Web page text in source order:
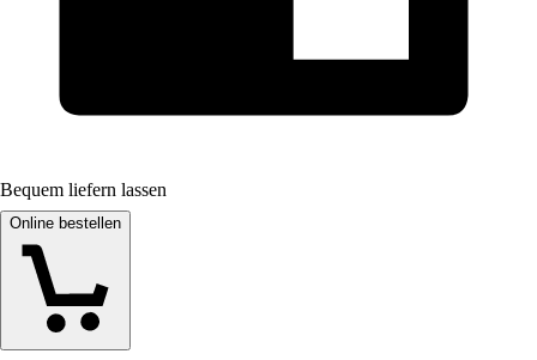
Bequem liefern lassen
Online bestellen